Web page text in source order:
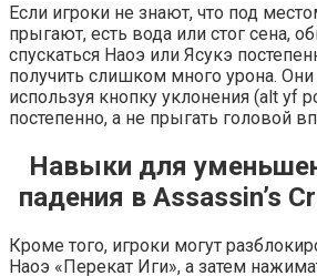
Если игроки не знают, что под
прыгают, есть вода или стог сена,
спускаться Наоэ или Ясукэ
получить слишком много урона. Они
используя кнопку уклонения (alt yf
постепенно, а не прыгать головой
Навыки для
падения в Assassin’s
Кроме того, игроки могут
Наоэ «Перекат Иги», а затем